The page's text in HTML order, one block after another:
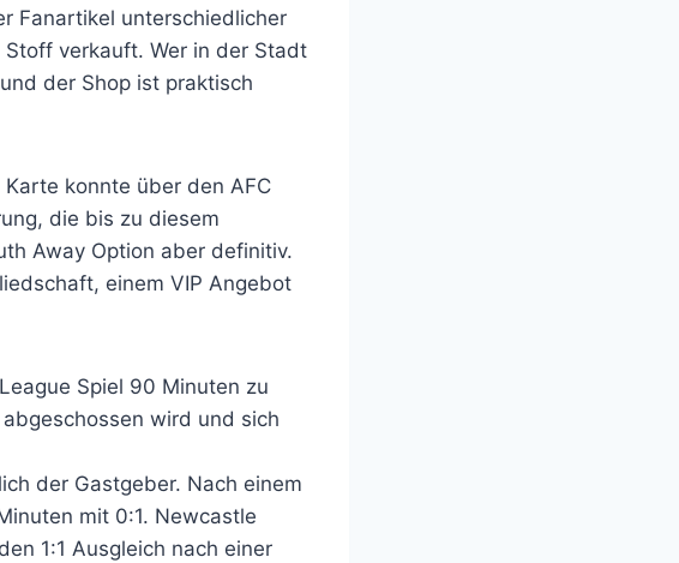
Fanartikel unterschiedlicher
verkauft. Wer in der Stadt
der Shop ist praktisch
konnte über den AFC
die bis zu diesem
Away Option aber definitiv.
einem VIP Angebot
Spiel 90 Minuten zu
wird und sich
der Gastgeber. Nach einem
mit 0:1. Newcastle
1:1 Ausgleich nach einer